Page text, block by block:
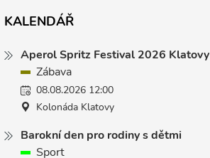
KALENDÁŘ
Aperol Spritz Festival 2026 Klatovy
Zábava
08.08.2026 12:00
Kolonáda Klatovy
Barokní den pro rodiny s dětmi
Sport